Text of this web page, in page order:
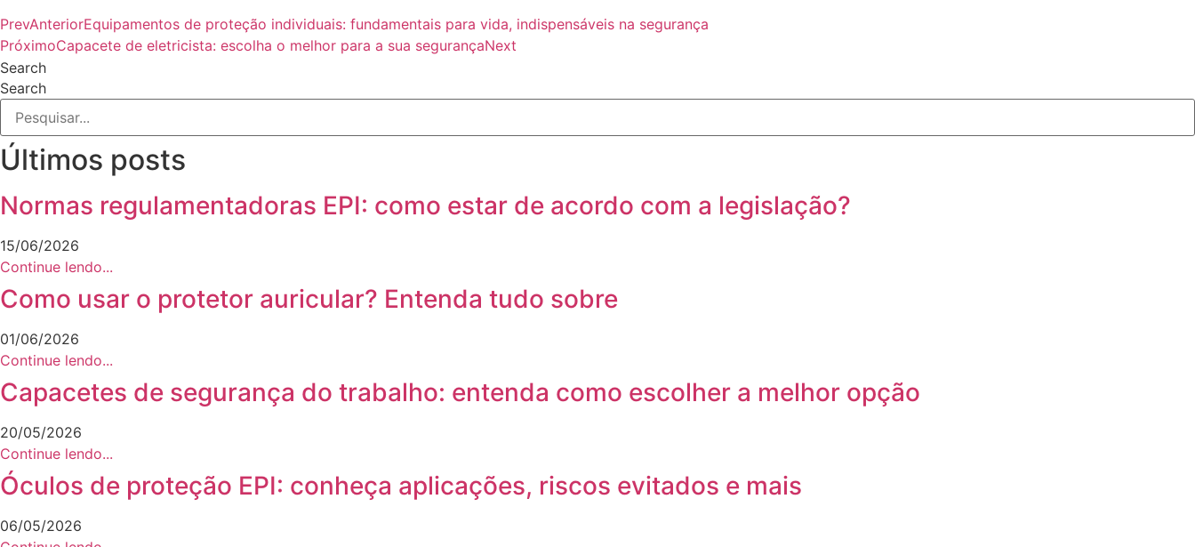
PrevAnteriorEquipamentos de proteção individuais: fundamentais para vida, indispensáveis na segurança
PróximoCapacete de eletricista: escolha o melhor para a sua segurançaNext
Search
Search
Últimos posts
Normas regulamentadoras EPI: como estar de acordo com a legislação?
15/06/2026
Continue lendo...
Como usar o protetor auricular? Entenda tudo sobre
01/06/2026
Continue lendo...
Capacetes de segurança do trabalho: entenda como escolher a melhor opção
20/05/2026
Continue lendo...
Óculos de proteção EPI: conheça aplicações, riscos evitados e mais
06/05/2026